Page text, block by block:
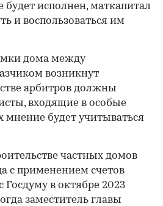
будет исполнен, маткапитал
и воспользоваться им
дома между
возникнут
арбитров должны
входящие в особые
мнение будет учитываться
частных домов
с применением счетов
Госдуму в октябре 2023
заместитель главы